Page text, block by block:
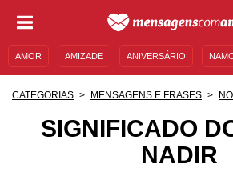
AMOR AMIZADE ANIVERSÁRIO
MENSAGENS DE
CATEGORIAS MENSAGENS E FRASES
SIGNIFICADO
NADIR